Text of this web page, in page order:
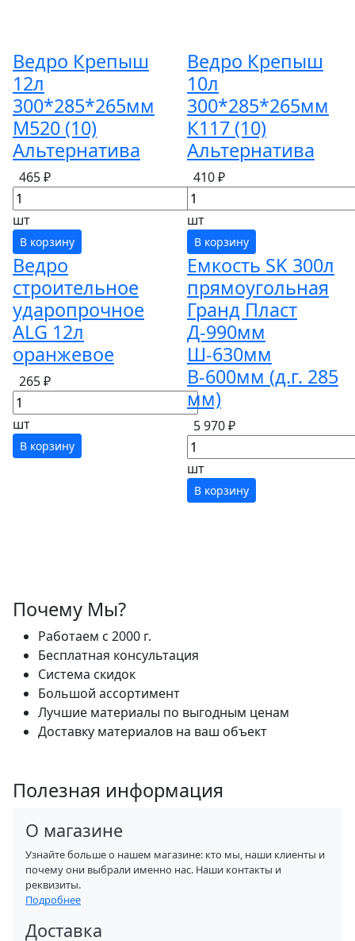
Ведро Крепыш
12л
300*285*265мм
М520 (10)
Альтернатива
465 ₽
шт
В корзину
Ведро Крепыш
10л
300*285*265мм
К117 (10)
Альтернатива
410 ₽
шт
В корзину
Ведро
строительное
ударопрочное
ALG 12л
оранжевое
265 ₽
шт
В корзину
Емкость SK 300л
прямоугольная
Гранд Пласт
Д-990мм
Ш-630мм
В-600мм (д.г. 285
мм)
5 970 ₽
шт
В корзину
Почему Мы?
Работаем с 2000 г.
Бесплатная консультация
Система скидок
Большой ассортимент
Лучшие материалы по выгодным ценам
Доставку материалов на ваш объект
Полезная информация
О магазине
Узнайте больше о нашем магазине: кто мы, наши клиенты и
почему они выбрали именно нас. Наши контакты и
реквизиты.
Подробнее
Доставка